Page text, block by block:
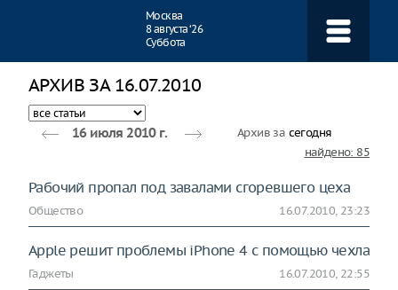
Москва
8 августа ‘26
Суббота
АРХИВ ЗА 16.07.2010
16 июля 2010 г. Архив за сегодня
найдено: 85
Рабочий пропал под завалами сгоревшего цеха
Общество 16.07.2010, 23:23
Apple решит проблемы iPhone 4 с помощью чехла
Гаджеты 16.07.2010, 22:55